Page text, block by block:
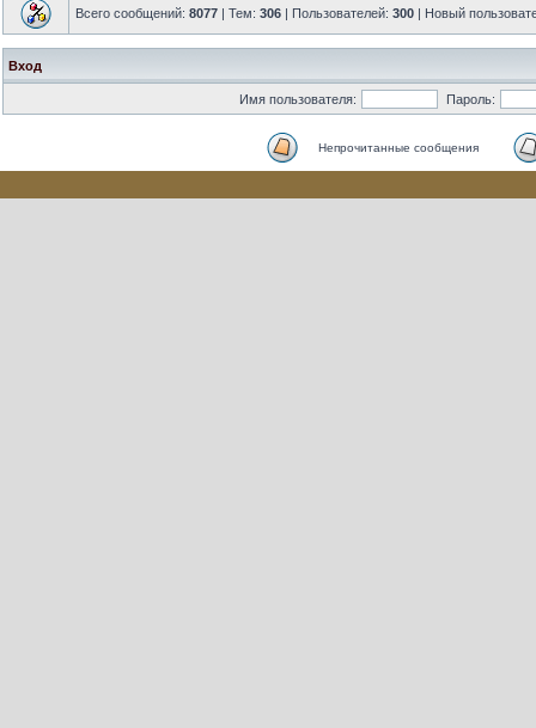
Всего сообщений: 8077 | Тем: 306 | Пользователей: 300 | Новый
Вход
Имя пользователя: Пароль:
Непрочитанные сообщения